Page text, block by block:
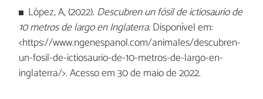
López, A, (2022). Descubren un fósil de ictiosaurio de
10 metros de largo en Inglaterra. Disponível em:
<https://www.ngenespanol.com/animales/descubren-
un-fosil-de-ictiosaurio-de-10-metros-de-largo-en-
inglaterra/>. Acesso em 30 de maio de 2022.